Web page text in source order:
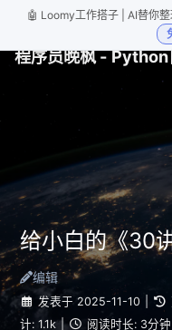
🤖 Loomy工作搭子 | AI替你
程序员晚枫 -
给小白的《30
编辑
发表于 2025-11-10
计: 1.1k | 阅读时长: 3分钟